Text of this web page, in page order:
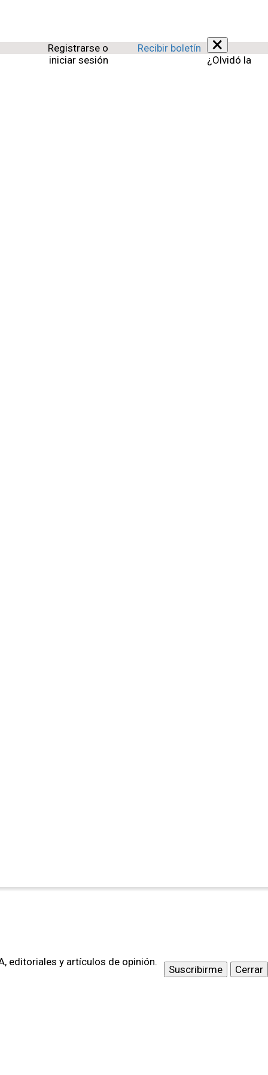
Registrarse o
iniciar sesión
Recibir boletín ×
¿Olvidó la
editoriales y artículos de opinión.
Suscribirme Cerrar